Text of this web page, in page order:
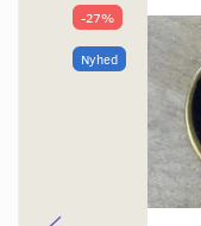
-27%
Nyhed